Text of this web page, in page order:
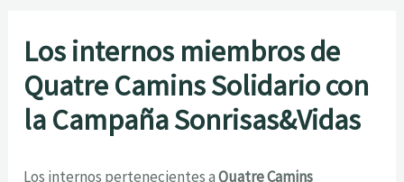
Los internos miembros de
Quatre Camins Solidario con
la Campaña Sonrisas&Vidas
Los internos pertenecientes aQuatre Camins